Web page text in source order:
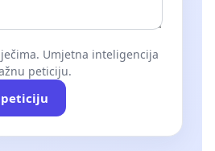
Umjetna inteligencija
peticiju.